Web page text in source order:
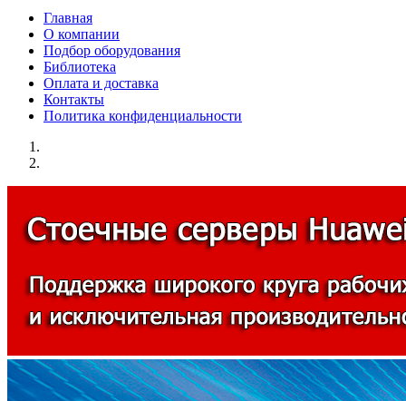
Главная
О компании
Подбор оборудования
Библиотека
Оплата и доставка
Контакты
Политика конфиденциальности